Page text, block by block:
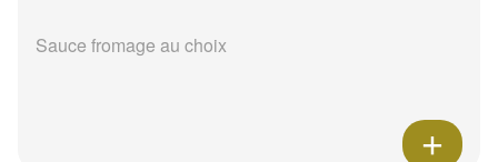
Sauce fromage au choix